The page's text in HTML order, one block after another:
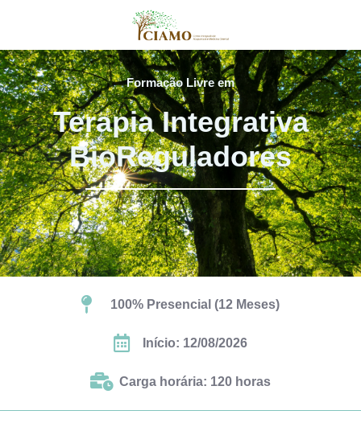
Formação Livre em
Terapia Integrativa
BioReguladores
100% Presencial (12 Meses)
Início: 12/08/2026
Carga horária: 120 horas